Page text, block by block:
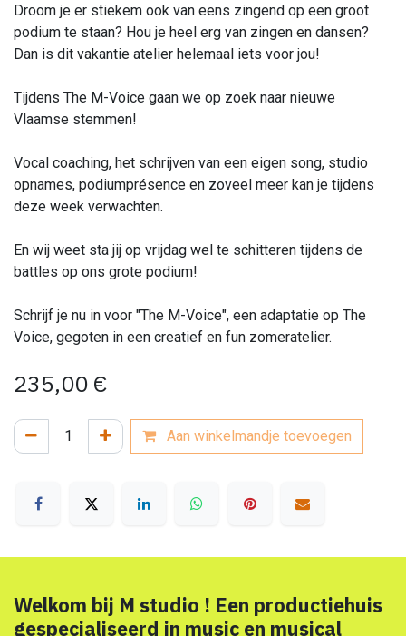
Droom je er stiekem ook van eens zingend op een groot
podium te staan? Hou je heel erg van zingen en dansen?
Dan is dit vakantie atelier helemaal iets voor jou!
Tijdens The M-Voice gaan we op zoek naar nieuwe
Vlaamse stemmen!
Vocal coaching, het schrijven van een eigen song, studio
opnames, podiumprésence en zoveel meer kan je tijdens
deze week verwachten.
En wij weet sta jij op vrijdag wel te schitteren tijdens de
battles op ons grote podium!
Schrijf je nu in voor "The M-Voice", een adaptatie op The
Voice, gegoten in een creatief en fun zomeratelier.
235,00 €
Aan winkelmandje toevoegen
Welkom bij M studio ! Een productiehuis
gespecialiseerd in music en musical